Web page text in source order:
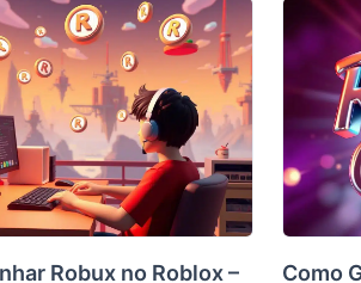
Robux no Roblox –
Como